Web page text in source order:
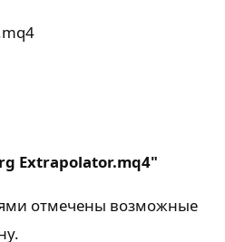
Extrapolator.mq4"
отмечены возможные